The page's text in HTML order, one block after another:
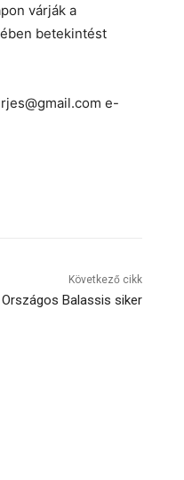
várják a
betekintést
e-
Következő cikk
Országos Balassis siker